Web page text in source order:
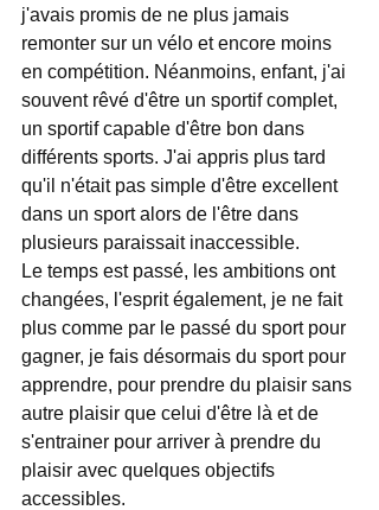
j'avais promis de ne plus jamais
remonter sur un vélo et encore moins
en compétition. Néanmoins, enfant, j'ai
souvent rêvé d'être un sportif complet,
un sportif capable d'être bon dans
différents sports. J'ai appris plus tard
qu'il n'était pas simple d'être excellent
dans un sport alors de l'être dans
plusieurs paraissait inaccessible.
Le temps est passé, les ambitions ont
changées, l'esprit également, je ne fait
plus comme par le passé du sport pour
gagner, je fais désormais du sport pour
apprendre, pour prendre du plaisir sans
autre plaisir que celui d'être là et de
s'entrainer pour arriver à prendre du
plaisir avec quelques objectifs
accessibles.